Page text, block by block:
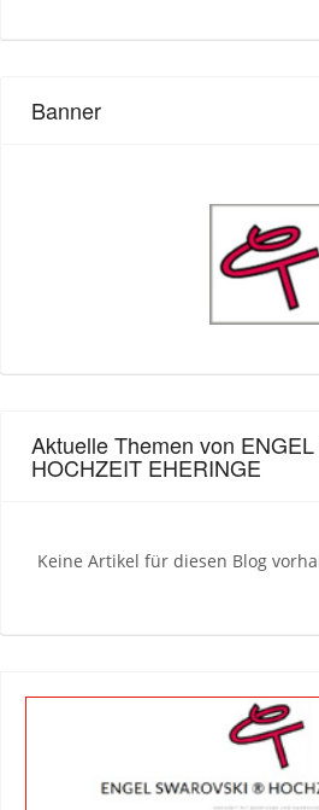
Banner
Aktuelle Themen von
HOCHZEIT EHERINGE
Keine Artikel für diesen Blog